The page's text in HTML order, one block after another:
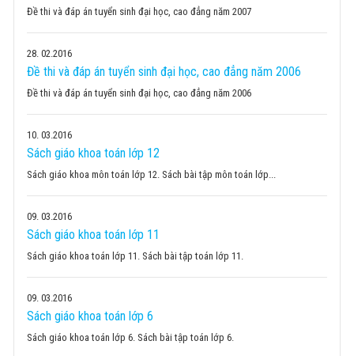
Đề thi và đáp án tuyển sinh đại học, cao đẳng năm 2007
28 02.2016
Đề thi và đáp án tuyển sinh đại học, cao đẳng năm 2006
Đề thi và đáp án tuyển sinh đại học, cao đẳng năm 2006
10 03.2016
Sách giáo khoa toán lớp 12
Sách giáo khoa môn toán lớp 12. Sách bài tập môn toán lớp...
09 03.2016
Sách giáo khoa toán lớp 11
Sách giáo khoa toán lớp 11. Sách bài tập toán lớp 11.
09 03.2016
Sách giáo khoa toán lớp 6
Sách giáo khoa toán lớp 6. Sách bài tập toán lớp 6.